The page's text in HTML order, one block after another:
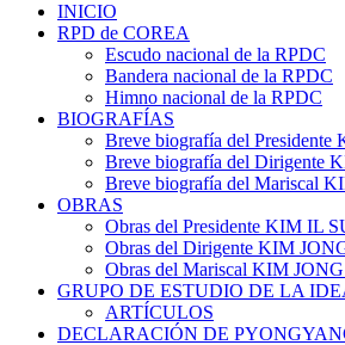
INICIO
RPD de COREA
Escudo nacional de la RPDC
Bandera nacional de la RPDC
Himno nacional de la RPDC
BIOGRAFÍAS
Breve biografía del
Breve biografía del Dirigente
Breve biografía del Mariscal
OBRAS
Obras del Presidente KIM IL
Obras del Dirigente KIM
Obras del Mariscal KIM
GRUPO DE ESTUDIO DE LA
ARTÍCULOS
DECLARACIÓN DE